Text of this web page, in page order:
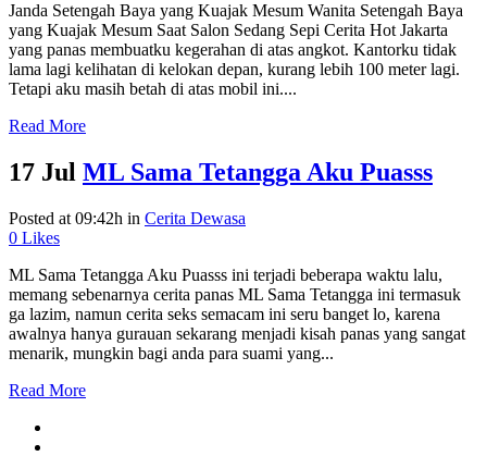
Janda Setengah Baya yang Kuajak Mesum Wanita Setengah Baya
yang Kuajak Mesum Saat Salon Sedang Sepi Cerita Hot Jakarta
yang panas membuatku kegerahan di atas angkot. Kantorku tidak
lama lagi kelihatan di kelokan depan, kurang lebih 100 meter lagi.
Tetapi aku masih betah di atas mobil ini....
Read More
17 Jul ML Sama Tetangga Aku Puasss
Posted at 09:42h in Cerita Dewasa
0 Likes
ML Sama Tetangga Aku Puasss ini terjadi beberapa waktu lalu,
memang sebenarnya cerita panas ML Sama Tetangga ini termasuk
ga lazim, namun cerita seks semacam ini seru banget lo, karena
awalnya hanya gurauan sekarang menjadi kisah panas yang sangat
menarik, mungkin bagi anda para suami yang...
Read More